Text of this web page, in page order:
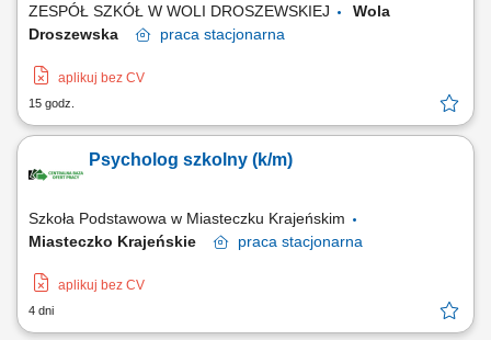
ZESPÓŁ SZKÓŁ W WOLI DROSZEWSKIEJ
Wola
Droszewska
praca stacjonarna
aplikuj bez CV
15 godz.
Psycholog szkolny (k/m)
Szkoła Podstawowa w Miasteczku Krajeńskim
Miasteczko Krajeńskie
praca stacjonarna
aplikuj bez CV
4 dni